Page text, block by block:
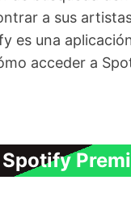
a sus
es una
acceder a